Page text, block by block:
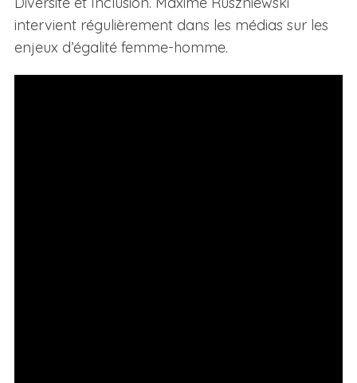
intervient régulièrement dans les médias sur les
enjeux d’égalité femme-homme.